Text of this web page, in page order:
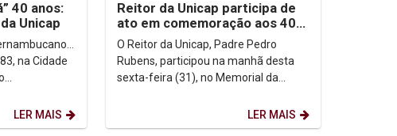
40 anos:
Unicap
LER MAIS
Reitor da Unicap participa de
ato em comemoração aos 40
anos das “Diretas Já”
O Reitor da Unicap, Padre Pedro
Rubens, participou na manhã desta
sexta-feira (31), no Memorial da
LER MAIS